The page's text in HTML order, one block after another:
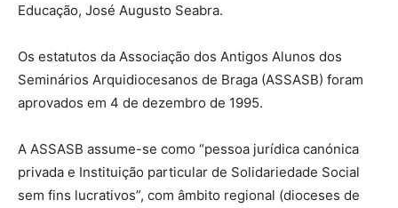
Educação, José Augusto Seabra.
Os estatutos da Associação dos Antigos Alunos dos
Seminários Arquidiocesanos de Braga (ASSASB) foram
aprovados em 4 de dezembro de 1995.
A ASSASB assume-se como “pessoa jurídica canónica
privada e Instituição particular de Solidariedade Social
sem fins lucrativos”, com âmbito regional (dioceses de